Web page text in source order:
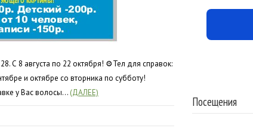
С 8 августа по 22 октября! ⚙Тел для справок:
и октябре со вторника по субботу!
у Вас волосы… (ДАЛЕЕ)
Посещения